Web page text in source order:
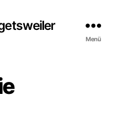
Menü